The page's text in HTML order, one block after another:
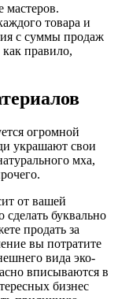
товара и
с суммы продаж
как правило,
огромной
украшают свои
мха,
от вашей
буквально
продать за
вы потратите
вида эко-
вписываются в
бизнес